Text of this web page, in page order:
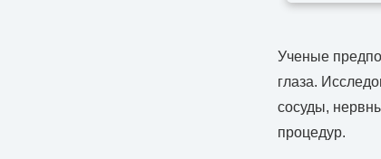
Ученые
глаза.
сосуды,
процедур.